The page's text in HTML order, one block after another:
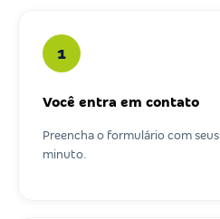
1
Você entra em contato
Preencha o formulário com
minuto.